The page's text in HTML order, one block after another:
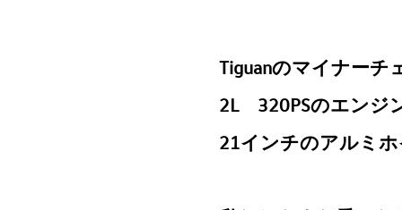
Tiguanのマイナーチ
2L 320PSのエンジ
21インチのアルミ